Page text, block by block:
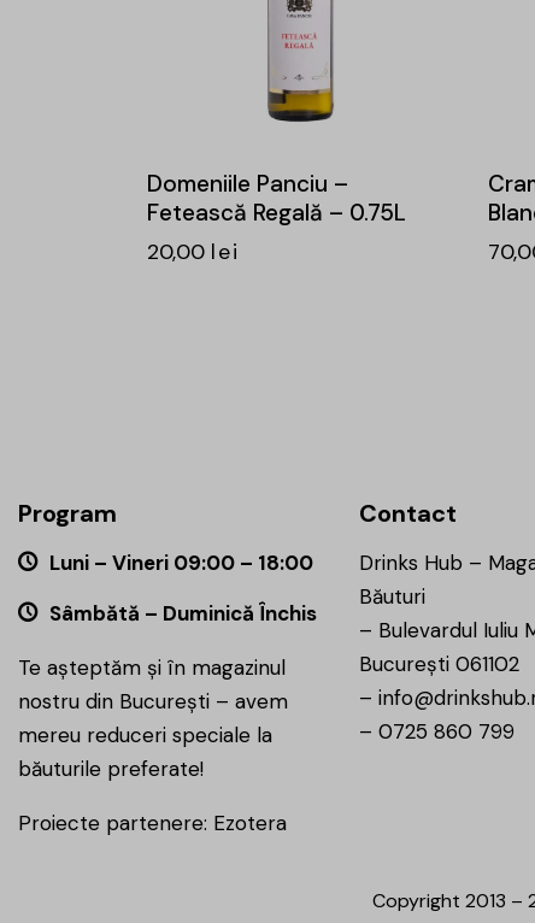
Domeniile Panciu –
Fetească Regală – 0.75L
20,00 lei
Program
Luni – Vineri 09:00 – 18:00
Sâmbătă – Duminică Închis
Te așteptăm și în magazinul
nostru din București – avem
mereu reduceri speciale la
băuturile preferate!
Proiecte partenere: Ezotera
Contact
Drinks Hub –
Băuturi
– Bulevardul Iuliu
București 061102
–
– 0725 860 799
Copyright 2013 –